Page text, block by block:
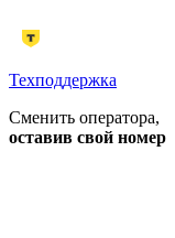
Техподдержка
Сменить оператора,
оставив свой номер